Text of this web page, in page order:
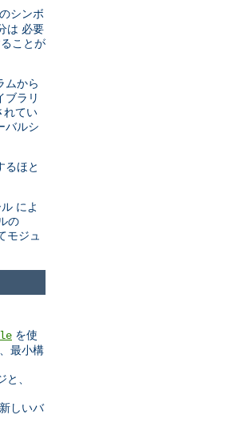
シンボ
は 必要
ことが
ムから
ブラリ
れてい
バルシ
るほと
によ
の
モジュ
を使
最小構
、
しいバ